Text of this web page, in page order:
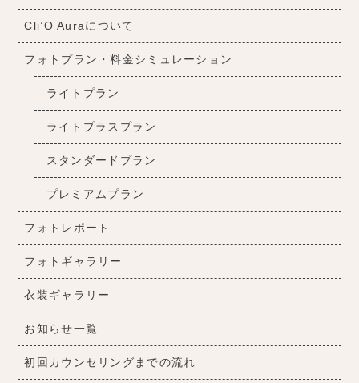
Cli’O Auraについて
フォトプラン・料金シミュレーション
ライトプラン
ライトプラスプラン
スタンダードプラン
プレミアムプラン
フォトレポート
フォトギャラリー
衣装ギャラリー
お知らせ一覧
初回カウンセリングまでの流れ